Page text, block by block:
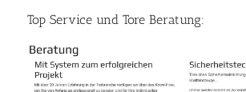
Top Service und Tore Beratung: